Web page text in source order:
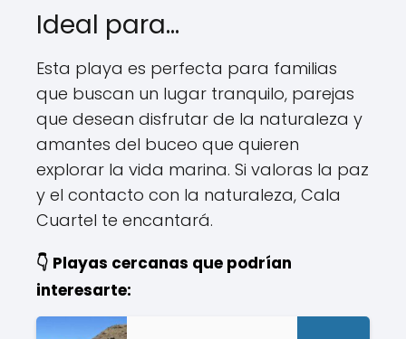
Ideal para...
Esta playa es perfecta para familias
que buscan un lugar tranquilo, parejas
que desean disfrutar de la naturaleza y
amantes del buceo que quieren
explorar la vida marina. Si valoras la paz
y el contacto con la naturaleza, Cala
Cuartel te encantará.
👇 Playas cercanas que podrían
interesarte: